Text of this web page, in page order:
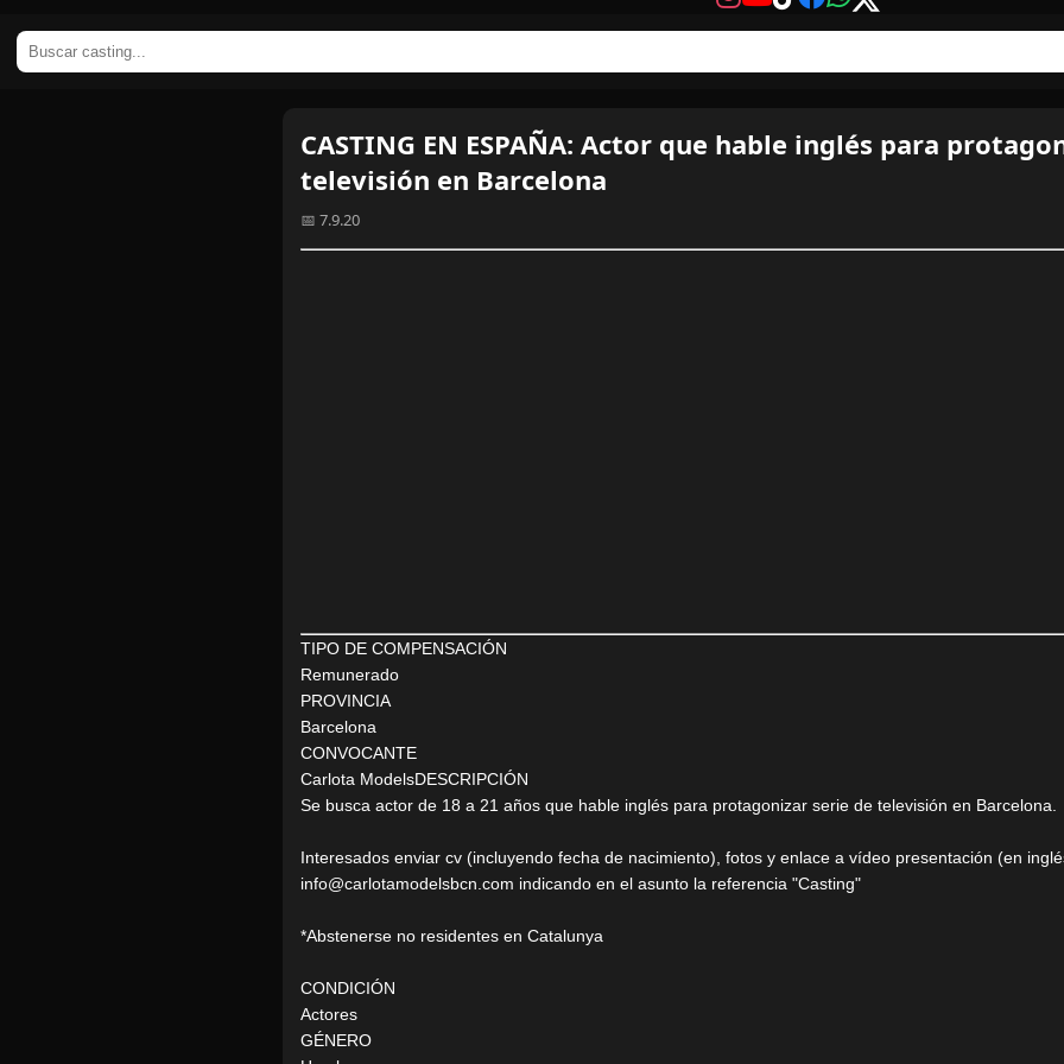
CASTING EN ESPAÑA: Actor que hable inglés para
televisión en Barcelona
📅 7.9.20
TIPO DE COMPENSACIÓN
Remunerado
PROVINCIA
Barcelona
CONVOCANTE
Carlota ModelsDESCRIPCIÓN
Se busca actor de 18 a 21 años que hable inglés para protagonizar serie de televisión en Barcelona.
Interesados enviar cv (incluyendo fecha de nacimiento), fotos y enlace a vídeo presentación (en
info@carlotamodelsbcn.com indicando en el asunto la referencia "Casting"
*Abstenerse no residentes en Catalunya
CONDICIÓN
Actores
GÉNERO